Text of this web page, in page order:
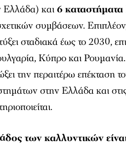
Ελλάδα) και 6
συμβάσεων.
σταδιακά έως το 2030,
Κύπρο και
την περαιτέρω επέκταση
στην Ελλάδα και
των καλλυντικών